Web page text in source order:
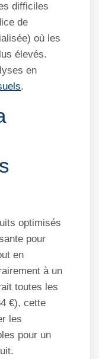
difficiles
de
où les
élevés.
en
.
optimisés
pour
en
à un
toutes les
€), cette
les
pour un